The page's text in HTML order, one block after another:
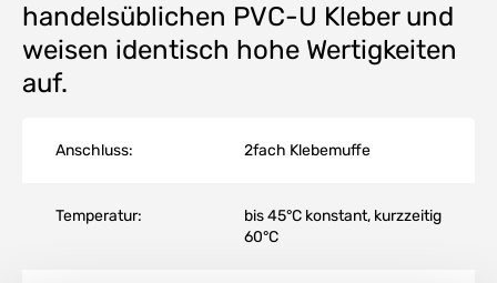
handelsüblichen PVC-U Kleber und
weisen identisch hohe Wertigkeiten
auf.
Anschluss: 2fach Klebemuffe
Temperatur:
bis 45°C konstant, kurzzeitig
60°C